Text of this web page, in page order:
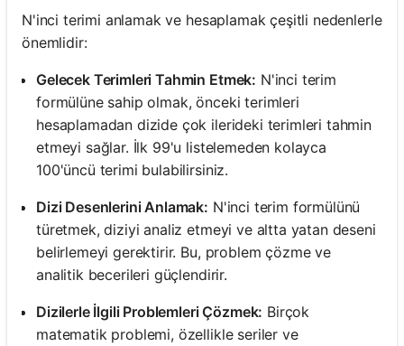
N'inci terimi anlamak ve hesaplamak çeşitli nedenlerle
önemlidir:
Gelecek Terimleri Tahmin Etmek: N'inci terim
formülüne sahip olmak, önceki terimleri
hesaplamadan dizide çok ilerideki terimleri tahmin
etmeyi sağlar. İlk 99'u listelemeden kolayca
100'üncü terimi bulabilirsiniz.
Dizi Desenlerini Anlamak: N'inci terim formülünü
türetmek, diziyi analiz etmeyi ve altta yatan deseni
belirlemeyi gerektirir. Bu, problem çözme ve
analitik becerileri güçlendirir.
Dizilerle İlgili Problemleri Çözmek: Birçok
matematik problemi, özellikle seriler ve